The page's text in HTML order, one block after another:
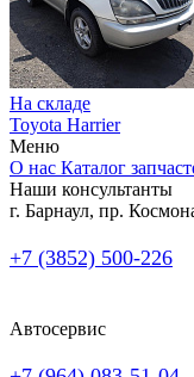
На складе
Toyota Harrier
Меню
О нас Каталог
Наши консультанты
г. Барнаул, пр.
+7 (3852) 500-226
Автосервис